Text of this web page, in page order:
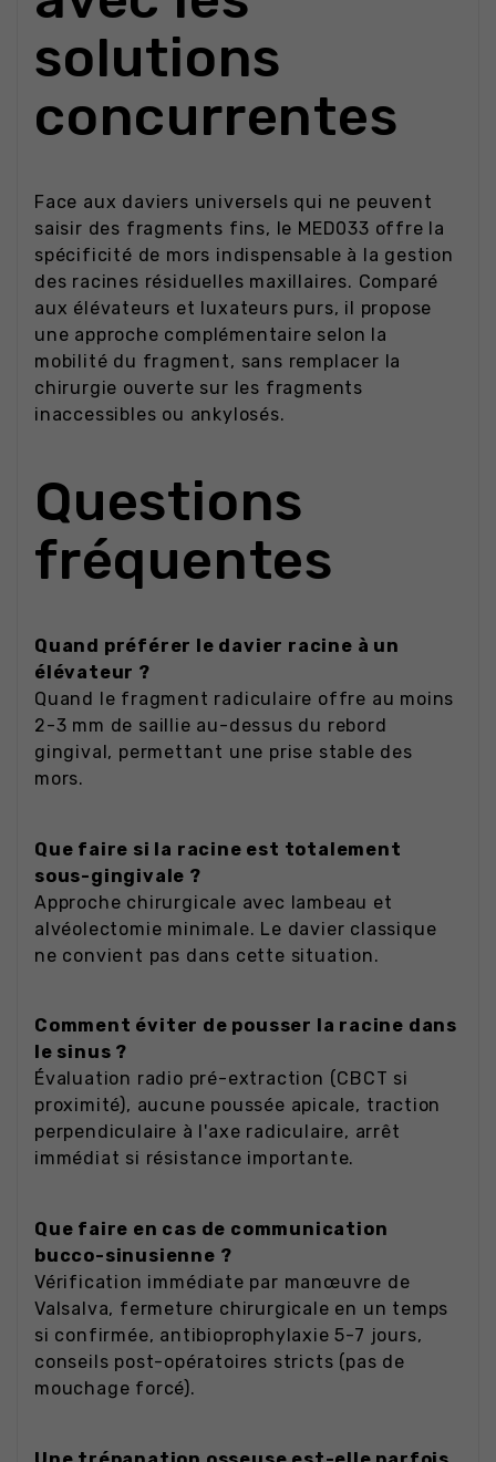
solutions
concurrentes
Face aux daviers universels qui ne peuvent
saisir des fragments fins, le MED033 offre la
spécificité de mors indispensable à la gestion
des racines résiduelles maxillaires. Comparé
aux élévateurs et luxateurs purs, il propose
une approche complémentaire selon la
mobilité du fragment, sans remplacer la
chirurgie ouverte sur les fragments
inaccessibles ou ankylosés.
Questions
fréquentes
Quand préférer le davier racine à un
élévateur ?
Quand le fragment radiculaire offre au moins
2-3 mm de saillie au-dessus du rebord
gingival, permettant une prise stable des
mors.
Que faire si la racine est totalement
sous-gingivale ?
Approche chirurgicale avec lambeau et
alvéolectomie minimale. Le davier classique
ne convient pas dans cette situation.
Comment éviter de pousser la racine dans
le sinus ?
Évaluation radio pré-extraction (CBCT si
proximité), aucune poussée apicale, traction
perpendiculaire à l'axe radiculaire, arrêt
immédiat si résistance importante.
Que faire en cas de communication
bucco-sinusienne ?
Vérification immédiate par manœuvre de
Valsalva, fermeture chirurgicale en un temps
si confirmée, antibioprophylaxie 5-7 jours,
conseils post-opératoires stricts (pas de
mouchage forcé).